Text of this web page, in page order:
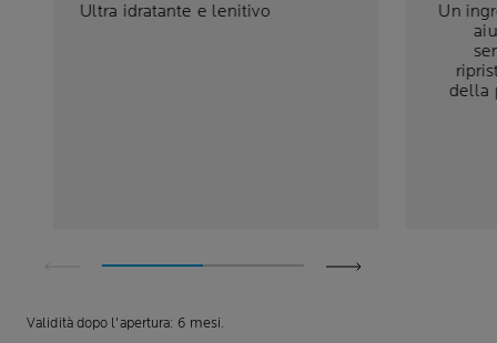
Ultra idratante e lenitivo
Un
della
Validità dopo l'apertura: 6 mesi.